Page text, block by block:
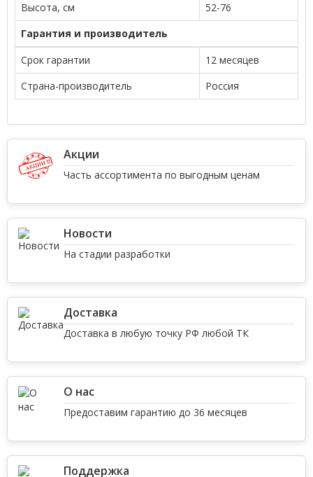
Высота, см
52-76
Гарантия и производитель
Срок гарантии
12 месяцев
Страна-производитель
Россия
Акции
Часть ассортимента по выгодным ценам
Новости
На стадии разработки
Доставка
Доставка в любую точку РФ любой ТК
О нас
Предоставим гарантию до 36 месяцев
Поддержка